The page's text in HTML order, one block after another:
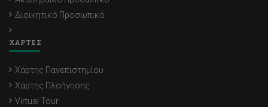
Διοικητικό Προσωπικό
ΧΑΡΤΕΣ
Χάρτης Πανεπιστημίου
Χάρτης Πλοήγησης
Virtual Tour